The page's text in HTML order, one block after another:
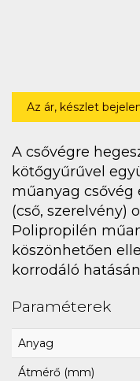
Az ár, készlet
A csővégre
kötőgyűrűvel
műanyag csővég
(cső, szerelvény)
Polipropilén
köszönhetően
korrodáló
Paraméterek
Anyag
Átmérő (mm)